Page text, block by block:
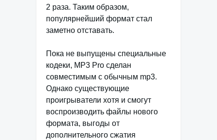
2 раза. Таким образом,
популярнейший формат стал
заметно отставать.
Пока не выпущены специальные
кодеки, MP3 Pro сделан
совместимым с обычным mp3.
Однако существующие
проигрыватели хотя и смогут
воспроизводить файлы нового
формата, выгоды от
дополнительного сжатия